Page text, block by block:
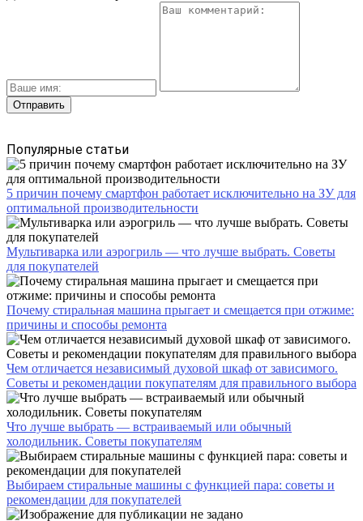
Популярные статьи
5 причин почему смартфон работает исключительно на ЗУ для
оптимальной производительности
Мультиварка или аэрогриль — что лучше выбрать. Советы
для покупателей
Почему стиральная машина прыгает и смещается при отжиме:
причины и способы ремонта
Чем отличается независимый духовой шкаф от зависимого.
Советы и рекомендации покупателям для правильного выбора
Что лучше выбрать — встраиваемый или обычный
холодильник. Советы покупателям
Выбираем стиральные машины с функцией пара: советы и
рекомендации для покупателей